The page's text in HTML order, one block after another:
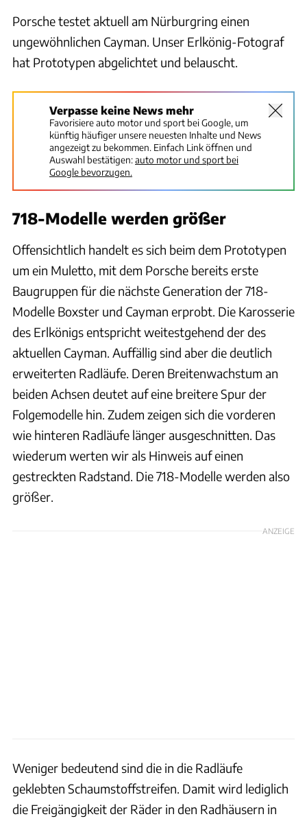
Porsche testet aktuell am Nürburgring einen
ungewöhnlichen Cayman. Unser Erlkönig-Fotograf
hat Prototypen abgelichtet und belauscht.
Verpasse keine News mehr
Favorisiere auto motor und sport bei Google, um
künftig häufiger unsere neuesten Inhalte und News
angezeigt zu bekommen. Einfach Link öffnen und
Auswahl bestätigen:auto motor und sport bei
Google bevorzugen.
718-Modelle werden größer
Offensichtlich handelt es sich beim dem Prototypen
um ein Muletto, mit dem Porsche bereits erste
Baugruppen für die nächste Generation der 718-
Modelle Boxster und Cayman erprobt. Die Karosserie
des Erlkönigs entspricht weitestgehend der des
aktuellen Cayman. Auffällig sind aber die deutlich
erweiterten Radläufe. Deren Breitenwachstum an
beiden Achsen deutet auf eine breitere Spur der
Folgemodelle hin. Zudem zeigen sich die vorderen
wie hinteren Radläufe länger ausgeschnitten. Das
wiederum werten wir als Hinweis auf einen
gestreckten Radstand. Die 718-Modelle werden also
größer.
ANZEIGE
Weniger bedeutend sind die in die Radläufe
geklebten Schaumstoffstreifen. Damit wird lediglich
die Freigängigkeit der Räder in den Radhäusern in